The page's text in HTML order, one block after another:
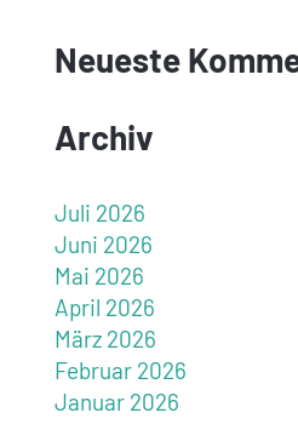
Neueste
Archiv
Juli 2026
Juni 2026
Mai 2026
April 2026
März 2026
Februar 2026
Januar 2026